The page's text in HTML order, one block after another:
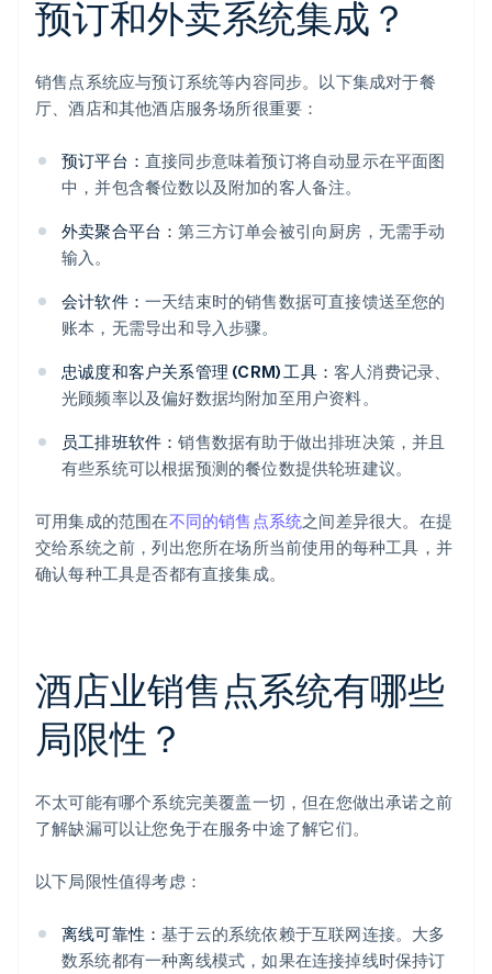
预订和外卖系统集成？
销售点系统应与预订系统等内容同步。以下集成对于餐
厅、酒店和其他酒店服务场所很重要：
预订平台： 直接同步意味着预订将自动显示在平面图
中，并包含餐位数以及附加的客人备注。
外卖聚合平台：第三方订单会被引向厨房，无需手动
输入。
会计软件： 一天结束时的销售数据可直接馈送至您的
账本，无需导出和导入步骤。
忠诚度和客户关系管理 (CRM) 工具： 客人消费记录、
光顾频率以及偏好数据均附加至用户资料。
员工排班软件：销售数据有助于做出排班决策，并且
有些系统可以根据预测的餐位数提供轮班建议。
可用集成的范围在不同的销售点系统之间差异很大。在提
交给系统之前，列出您所在场所当前使用的每种工具，并
确认每种工具是否都有直接集成。
酒店业销售点系统有哪些
局限性？
不太可能有哪个系统完美覆盖一切，但在您做出承诺之前
了解缺漏可以让您免于在服务中途了解它们。
以下局限性值得考虑：
离线可靠性：基于云的系统依赖于互联网连接。大多
数系统都有一种离线模式，如果在连接掉线时保持订